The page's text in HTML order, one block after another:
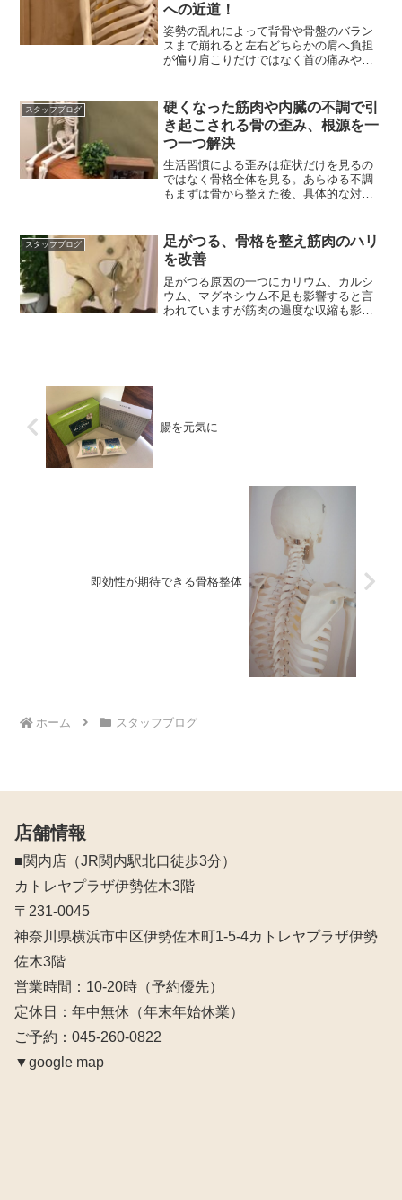
への近道！
姿勢の乱れによって背骨や骨盤のバラン
スまで崩れると左右どちらかの肩へ負担
が偏り肩こりだけではなく首の痛みや腕
スタッフブログ
硬くなった筋肉や内臓の不調で引
き起こされる骨の歪み、根源を一
つ一つ解決
生活習慣による歪みは症状だけを見るの
ではなく骨格全体を見る。あらゆる不調
もまずは骨から整えた後、具体的な対策
スタッフブログ
足がつる、骨格を整え筋肉のハリ
を改善
足がつる原因の一つにカリウム、カルシ
ウム、マグネシウム不足も影響すると言
われていますが筋肉の過度な収縮も影響
腸を元気に
即効性が期待できる骨格整体
ホーム スタッフブログ
店舗情報
■関内店（JR関内駅北口徒歩3分）
カトレヤプラザ伊勢佐木3階
〒231-0045
神奈川県横浜市中区伊勢佐木町1-5-4カトレヤプラザ伊勢
佐木3階
営業時間：10‐20時（予約優先）
定休日：年中無休（年末年始休業）
ご予約：045-260-0822
▼google map